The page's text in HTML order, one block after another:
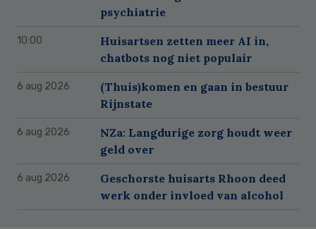
psychiatrie
10:00
Huisartsen zetten meer AI in,
chatbots nog niet populair
6 aug 2026
(Thuis)komen en gaan in bestuur
Rijnstate
6 aug 2026
NZa: Langdurige zorg houdt weer
geld over
6 aug 2026
Geschorste huisarts Rhoon deed
werk onder invloed van alcohol